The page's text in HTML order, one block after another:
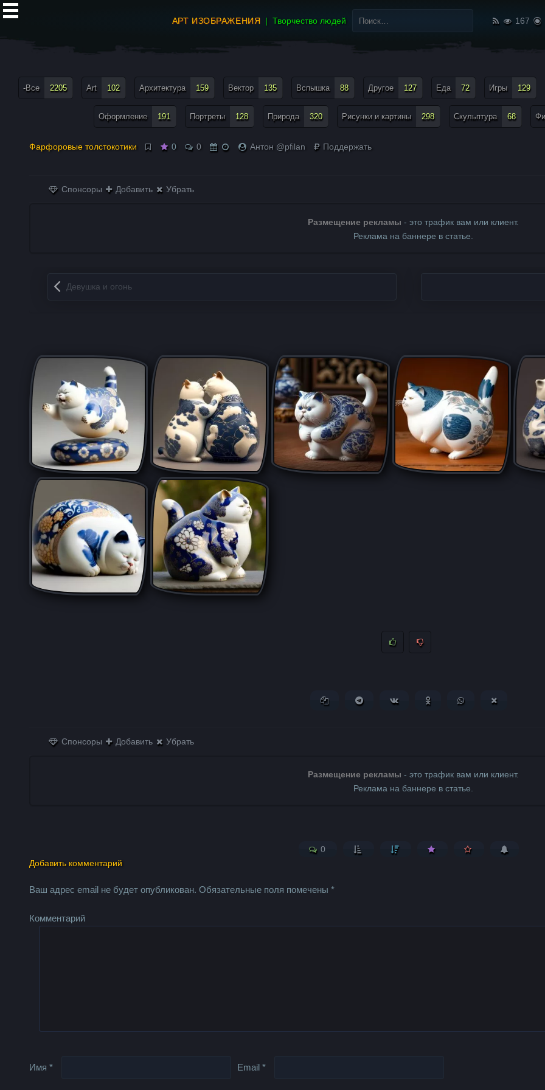
АРТ ИЗОБРАЖЕНИЯ Творчество людей
Найти:
167
-Все 2205 Art 102 Архитектура 159 Вектор 135 Вспышка 88 Другое 127 Еда 72 Игры 129
Оформление 191 Портреты 128 Природа 320 Рисунки и картины 298 Скульптура 68
Фарфоровые толстокотики 0 0 Антон @pfilan Поддержать
Спонсоры Добавить Убрать
Размещение рекламы - это трафик вам или клиент.
Реклама на баннере в статье.
Запись навигация
Девушка и огонь
Копировать ссылкуПоделиться в Telegram
Поделиться ВКонтакте
Поделиться вПоделиться в
Спонсоры Добавить Убрать
Размещение рекламы - это трафик вам или клиент.
Реклама на баннере в статье.
0
Добавить комментарий
Ваш адрес email не будет опубликован. Обязательные поля помечены*
Комментарий
Имя* Email*